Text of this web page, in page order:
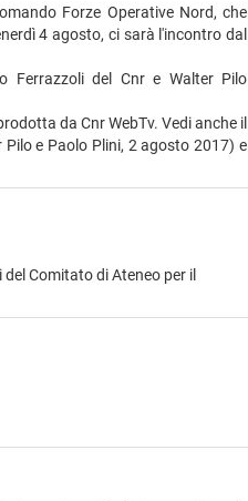
Forze Operative Nord, che
4 agosto, ci sarà l'incontro dal
Ferrazzoli del Cnr e Walter Pilo
da Cnr WebTv. Vedi anche il
Pilo e Paolo Plini, 2 agosto 2017) e
Comitato di Ateneo per il